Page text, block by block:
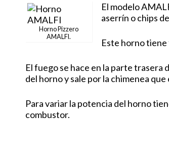
Horno Pizzero
AMALFI.
El modelo
aserrín o chips
Este horno
El fuego se hace en la parte
del horno y sale por la chimenea
Para variar la potencia del horno
combustor.